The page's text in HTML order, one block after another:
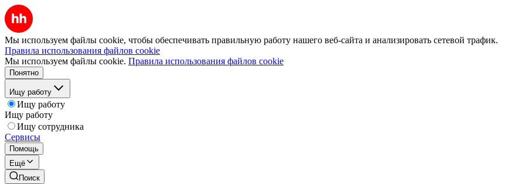
Мы используем файлы cookie, чтобы обеспечивать правильную работу нашего веб-сайта и анализировать сетевой трафик.
Правила использования файлов cookie
Мы используем файлы cookie. Правила использования файлов cookie
Понятно
Ищу работу
Ищу работу
Ищу работу
Ищу сотрудника
Сервисы
Помощь
Ещё
Поиск